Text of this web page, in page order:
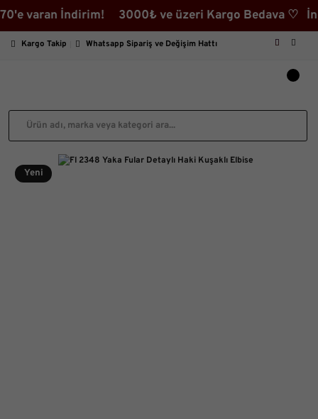
İndirim! 3000₺ ve üzeri Kargo Bedava ♡
Kargo Takip Whatsapp Sipariş ve Değişim Hattı
Yeni